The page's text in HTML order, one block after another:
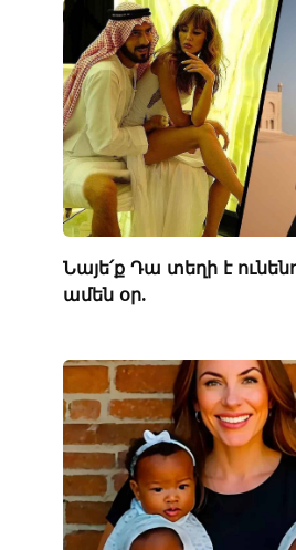
Նայե՛ք Դա տեղի է
ամեն օր.